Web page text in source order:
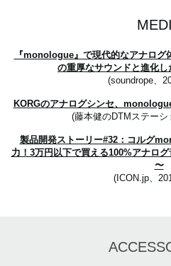
『monologue』で現代的なアナログ
の重厚なサウンドと進化
(soundrope、
KORGのアナログシンセ、
(藤本健のDTMステー
製品開発ストーリー#32：コルグ
力！3万円以下で買える100%アナロ
〜
(ICON.jp、